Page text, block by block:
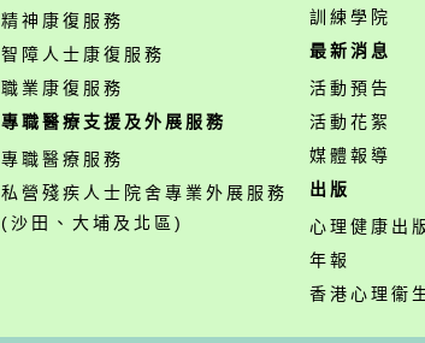
精神康復服務
智障人士康復服務
職業康復服務
專職醫療支援及外展服務
專職醫療服務
私營殘疾人士院舍專業外展服務
(沙田、大埔及北區)
訓練學院
最新消息
活動預告
活動花絮
媒體報導
出版
心理健康出
年報
香港心理衞